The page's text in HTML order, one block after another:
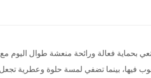
بحماية فعالة ورائحة منعشة طوال اليوم مع